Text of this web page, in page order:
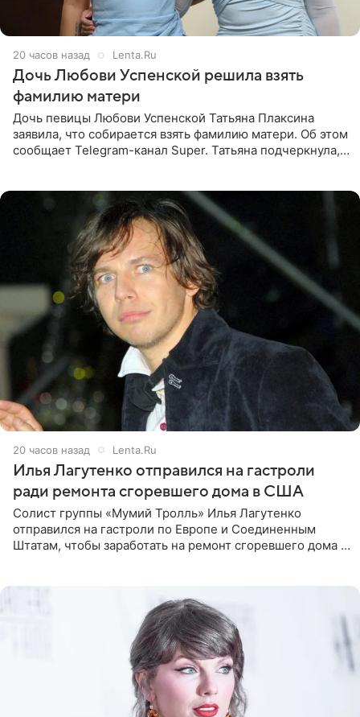
20 часов назад Lenta.Ru
Дочь Любови Успенской решила взять
фамилию матери
Дочь певицы Любови Успенской Татьяна Плаксина
заявила, что собирается взять фамилию матери. Об этом
сообщает Telegram-канал Super. Татьяна подчеркнула,
20 часов назад Lenta.Ru
Илья Лагутенко отправился на гастроли
ради ремонта сгоревшего дома в США
Солист группы «Мумий Тролль» Илья Лагутенко
отправился на гастроли по Европе и Соединенным
Штатам, чтобы заработать на ремонт сгоревшего дома в